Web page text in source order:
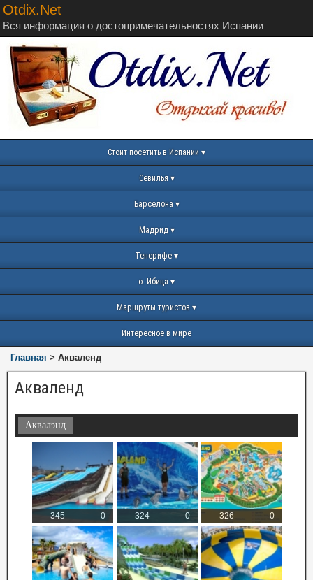
Otdix.Net
Вся информация о достопримечательностях Испании
Стоит посетить в Испании
Севилья
Барселона
Мадрид
Тенерифе
о. Ибица
Маршруты туристов
Интересное в мире
Главная > Акваленд
Акваленд
Аквалэнд
345 0 324 0 326 0